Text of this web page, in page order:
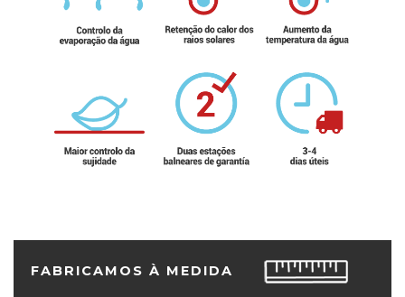
FABRICAMOS À MEDIDA